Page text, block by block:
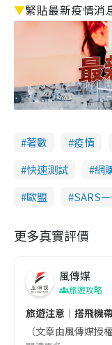
▼緊貼最新疫情消
著數 疫情
快速測試
網
歐盟
SARS
更多真實評價
風傳媒
旅遊攻略
旅遊注意｜搭飛機
（文章由風傳媒